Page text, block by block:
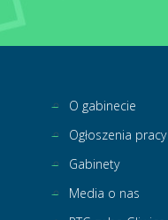
O gabinecie
Ogłoszenia pracy
Gabinety
Media o nas